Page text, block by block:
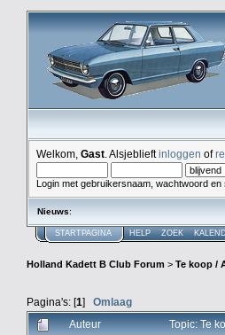
Welkom, Gast . Alsjeblieftinloggen of
Login met gebruikersnaam, wachtwoord en
Nieuws:
STARTPAGINA HELP ZOEK
Holland Kadett B Club Forum > Te koop /
Pagina's: [1] Omlaag
Auteur
Topic: Te